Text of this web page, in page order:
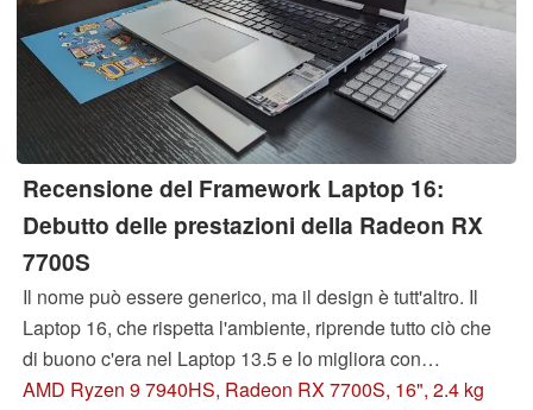
Recensione del Framework Laptop 16:
Debutto delle prestazioni della Radeon RX
7700S
Il nome può essere generico, ma il design è tutt'altro. Il
Laptop 16, che rispetta l'ambiente, riprende tutto ciò che
di buono c'era nel Laptop 13.5 e lo migliora con
componenti ancora più aggiornabili e personalizzabili, tra
AMD Ryzen 9 7940HS, Radeon RX 7700S, 16", 2.4 kg